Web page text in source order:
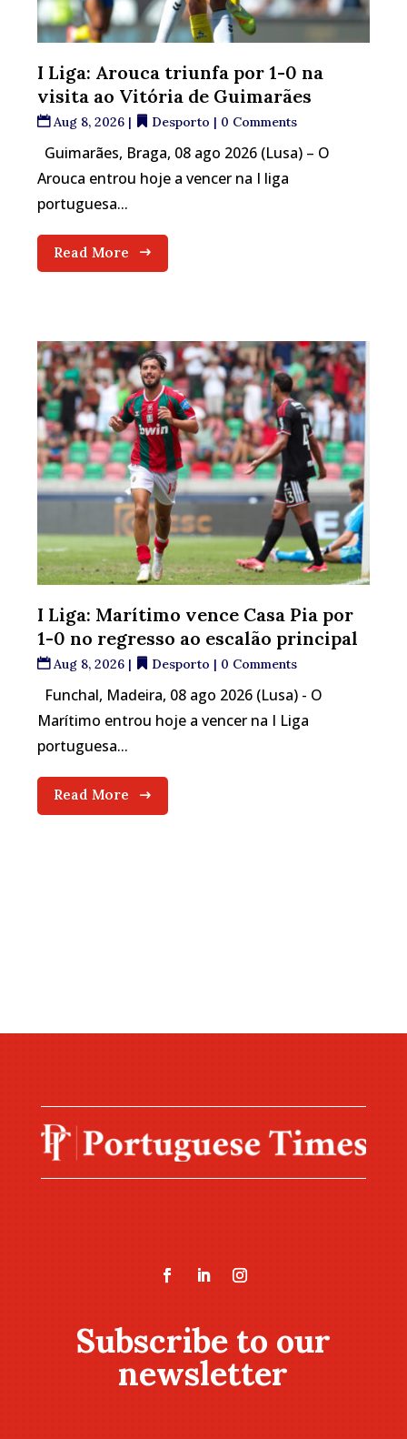
I Liga: Arouca triunfa por 1-0 na
visita ao Vitória de Guimarães
Aug 8, 2026 | Desporto | 0 Comments
Guimarães, Braga, 08 ago 2026 (Lusa) – O
Arouca entrou hoje a vencer na I liga
portuguesa...
Read More
I Liga: Marítimo vence Casa Pia por
1-0 no regresso ao escalão principal
Aug 8, 2026 | Desporto | 0 Comments
Funchal, Madeira, 08 ago 2026 (Lusa) - O
Marítimo entrou hoje a vencer na I Liga
portuguesa...
Read More
Subscribe to our
newsletter